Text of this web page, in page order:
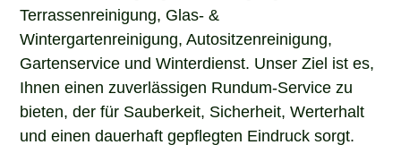
Terrassenreinigung, Glas- &
Wintergartenreinigung, Autositzenreinigung,
Gartenservice und Winterdienst. Unser Ziel ist es,
Ihnen einen zuverlässigen Rundum-Service zu
bieten, der für Sauberkeit, Sicherheit, Werterhalt
und einen dauerhaft gepflegten Eindruck sorgt.